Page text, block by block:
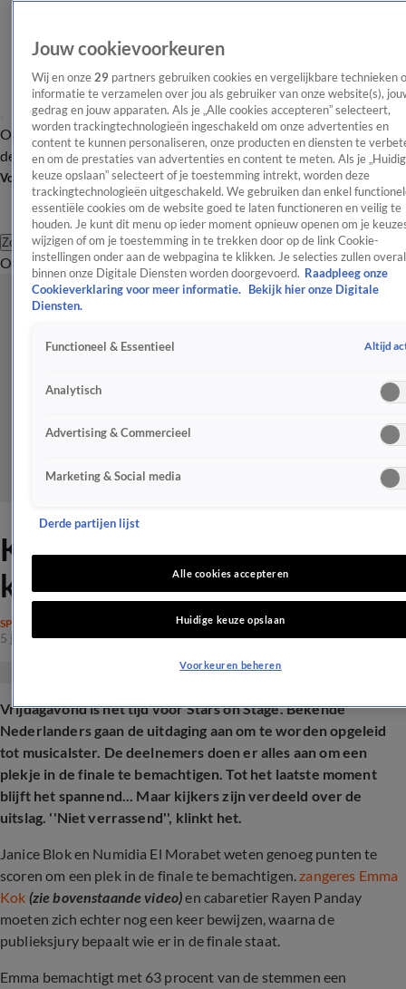
OverzichtAfleveringen Entertainment TV Algemeen
Tip
de redactieNieuwsbrief
Volg Shownieuws
Zoeken
OverzichtEntertainmentSpraakmakendRealityCrimeVideo's
Kijkers Stars on Stage uiten
kritiek: 'Oneerlijk!'
SPRAAKMAKEND
5 juli 2025, 22:13
Vrijdagavond is het tijd voor Stars on Stage. Bekende
Nederlanders gaan de uitdaging aan om te worden opgeleid
tot musicalster. De deelnemers doen er alles aan om een
plekje in de finale te bemachtigen. Tot het laatste moment
blijft het spannend... Maar kijkers zijn verdeeld over de
uitslag. ''Niet verrassend'', klinkt het.
Janice Blok en Numidia El Morabet weten genoeg punten te
scoren om een plek in de finale te bemachtigen.zangeres Emma
Kok (zie bovenstaande video)en cabaretier Rayen Panday
moeten zich echter nog een keer bewijzen, waarna de
publieksjury bepaalt wie er in de finale staat.
Emma bemachtigt met 63 procent van de stemmen een
Jouw cookievoorkeuren
Wij en onze 29 partners gebruiken cookies en vergelijkbare technieken
informatie te verzamelen over jou als gebruiker van onze website(s),
gedrag en jouw apparaten. Als je „Alle cookies accepteren” selecteert,
worden trackingtechnologieën ingeschakeld om onze advertenties en
content te kunnen personaliseren, onze producten en diensten te
en om de prestaties van advertenties en content te meten. Als je
keuze opslaan” selecteert of je toestemming intrekt, worden deze
trackingtechnologieën uitgeschakeld. We gebruiken dan enkel
essentiële cookies om de website goed te laten functioneren en veilig te
houden. Je kunt dit menu op ieder moment opnieuw openen om je
wijzigen of om je toestemming in te trekken door op de link Cookie-
instellingen onder aan de webpagina te klikken. Je selecties zullen overal
binnen onze Digitale Diensten worden doorgevoerd. Raadpleeg onze
Cookieverklaring voor meer informatie.
Bekijk hier onze Digitale
Diensten.
Functioneel & Essentieel Altijd
Analytisch
Advertising & Commercieel
Marketing & Social media
Derde partijen lijst
Alle cookies accepteren
Huidige keuze opslaan
Voorkeuren beheren